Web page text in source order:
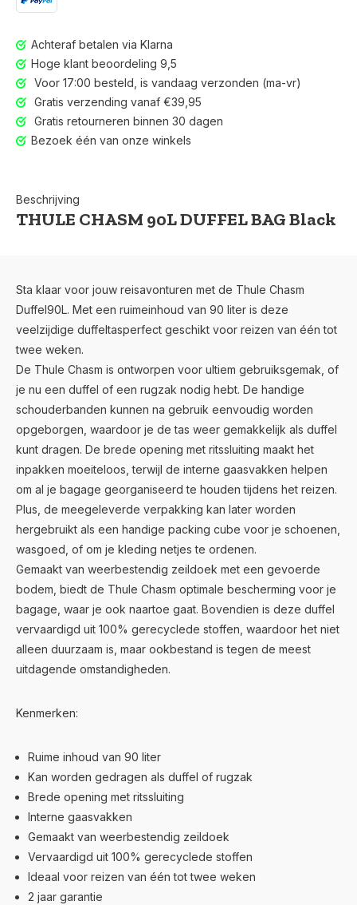
Voor 17:00 besteld, is vandaag verzonden (ma-vr)
Achteraf betalen via Klarna
Hoge klant beoordeling 9,5
Voor 17:00 besteld, is vandaag verzonden (ma-vr)
Gratis verzending vanaf €39,95
Gratis retourneren binnen 30 dagen
Bezoek één van onze winkels
Beschrijving
THULE CHASM 90L DUFFEL BAG Black
Sta klaar voor jouw reisavonturen met de Thule Chasm
Duffel90L. Met een ruimeinhoud van 90 liter is deze
veelzijdige duffeltasperfect geschikt voor reizen van één tot
twee weken.
De Thule Chasm is ontworpen voor ultiem gebruiksgemak, of
je nu een duffel of een rugzak nodig hebt. De handige
schouderbanden kunnen na gebruik eenvoudig worden
opgeborgen, waardoor je de tas weer gemakkelijk als duffel
kunt dragen. De brede opening met ritssluiting maakt het
inpakken moeiteloos, terwijl de interne gaasvakken helpen
om al je bagage georganiseerd te houden tijdens het reizen.
Plus, de meegeleverde verpakking kan later worden
hergebruikt als een handige packing cube voor je schoenen,
wasgoed, of om je kleding netjes te ordenen.
Gemaakt van weerbestendig zeildoek met een gevoerde
bodem, biedt de Thule Chasm optimale bescherming voor je
bagage, waar je ook naartoe gaat. Bovendien is deze duffel
vervaardigd uit 100% gerecyclede stoffen, waardoor het niet
alleen duurzaam is, maar ookbestand is tegen de meest
uitdagende omstandigheden.
Kenmerken:
Ruime inhoud van 90 liter
Kan worden gedragen als duffel of rugzak
Brede opening met ritssluiting
Interne gaasvakken
Gemaakt van weerbestendig zeildoek
Vervaardigd uit 100% gerecyclede stoffen
Ideaal voor reizen van één tot twee weken
2 jaar garantie